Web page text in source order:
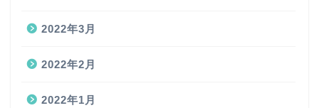
2022年3月
2022年2月
2022年1月